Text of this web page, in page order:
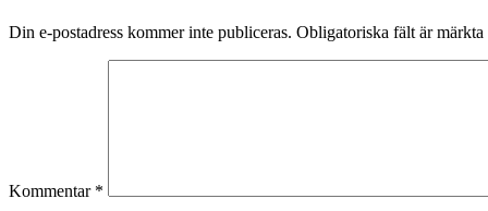
Din e-postadress kommer inte publiceras. Obligatoriska fält är märkta
Kommentar *